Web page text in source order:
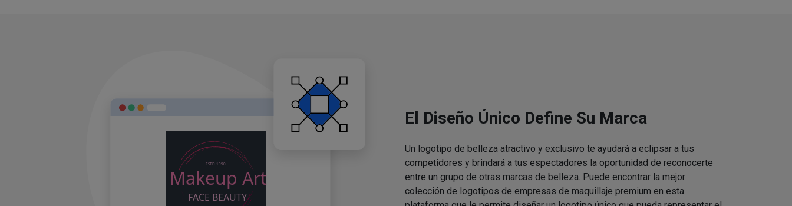
El Diseño Único Define Su Marca
Un logotipo de belleza atractivo y exclusivo te ayudará a eclipsar a tus
competidores y brindará a tus espectadores la oportunidad de reconocerte
entre un grupo de otras marcas de belleza. Puede encontrar la mejor
colección de logotipos de empresas de maquillaje premium en esta